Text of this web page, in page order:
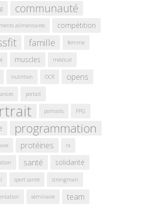
communauté
alimentaires compétition
famille femme
muscles médical
nutrition OCR opens
portait
portraits PPG
programmation
protéines rx
santé solidarité
sport santé strongman
séminaire team